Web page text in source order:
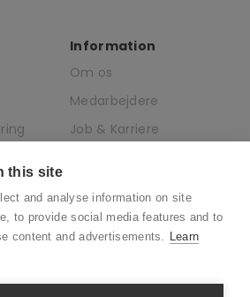
Information
Om os
Medarbejdere
Job & Karriere
CSR
this site
and analyse information on site
to provide social media features and to
content and advertisements. Learn